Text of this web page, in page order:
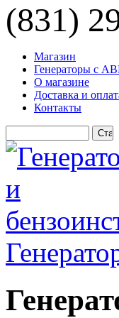
(831)
Магазин
Генераторы с
О магазине
Доставка и
Контакты